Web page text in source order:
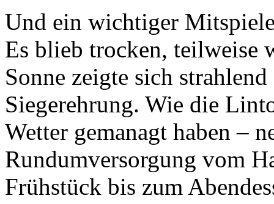
Und ein wichtiger
Es blieb trocken, teilweise
Sonne zeigte sich
Siegerehrung. Wie die
Wetter gemanagt haben –
Rundumversorgung vom
Frühstück bis zum